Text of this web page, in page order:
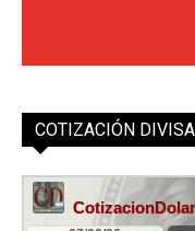
COTIZACIÓN